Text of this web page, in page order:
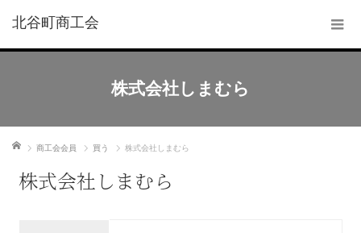
北谷町商工会
株式会社しまむら
ホーム 商工会会員 買う 株式会社しまむら
株式会社しまむら